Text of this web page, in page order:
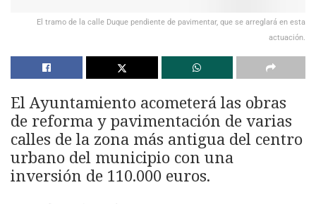
El tramo de la calle Duque pendiente de pavimentar, que se arreglará en esta
actuación.
El Ayuntamiento acometerá las obras
de reforma y pavimentación de varias
calles de la zona más antigua del centro
urbano del municipio con una
inversión de 110.000 euros.